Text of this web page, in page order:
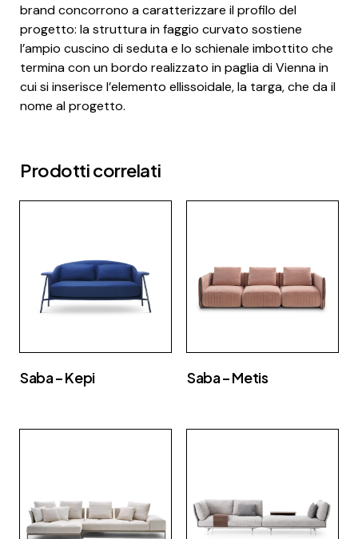
brand concorrono a caratterizzare il profilo del
progetto: la struttura in faggio curvato sostiene
l’ampio cuscino di seduta e lo schienale imbottito che
termina con un bordo realizzato in paglia di Vienna in
cui si inserisce l’elemento ellissoidale, la targa, che da il
nome al progetto.
Prodotti correlati
Saba – Kepi Saba – Metis